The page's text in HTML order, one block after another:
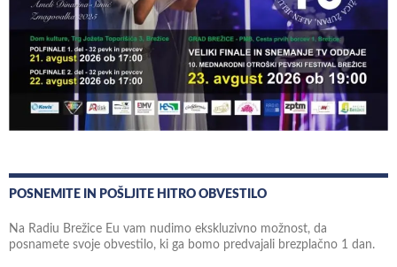
POSNEMITE IN POŠLJITE HITRO OBVESTILO
Na Radiu Brežice Eu vam nudimo ekskluzivno možnost, da
posnamete svoje obvestilo, ki ga bomo predvajali brezplačno 1 dan.